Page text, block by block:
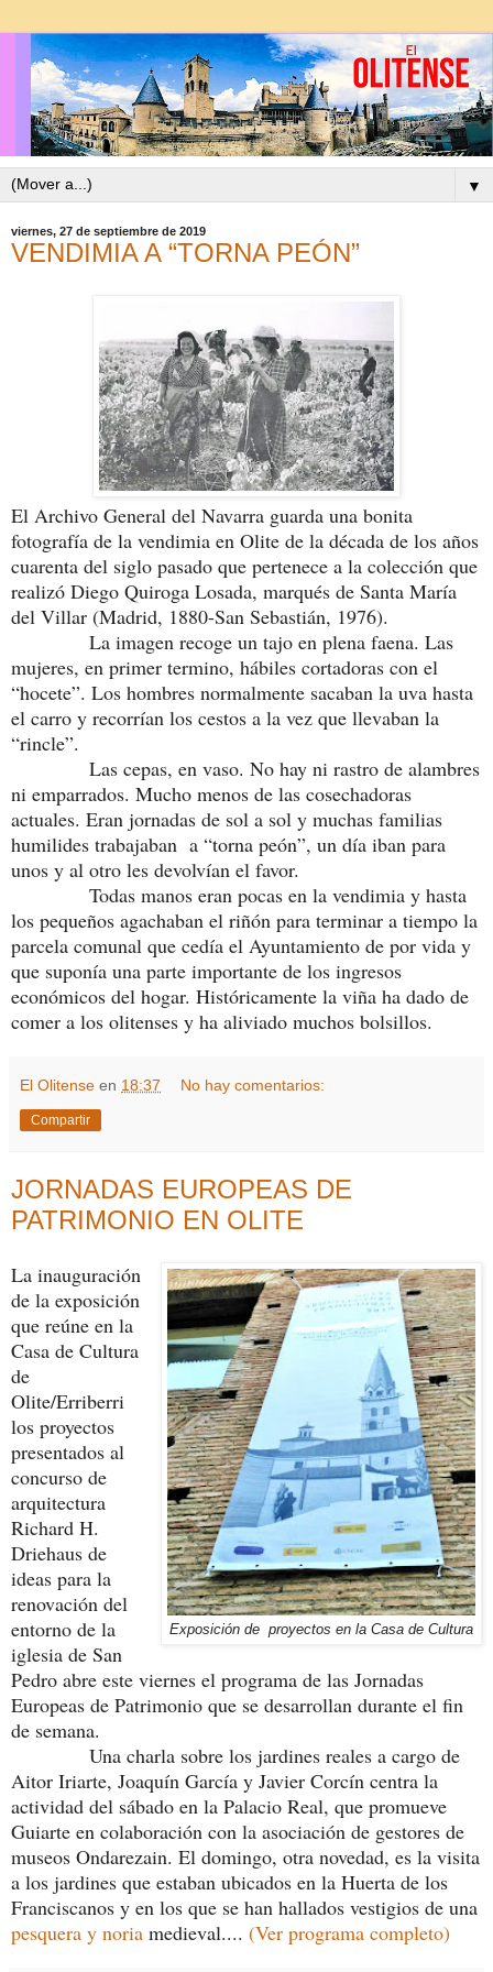
▼
viernes, 27 de septiembre de 2019
VENDIMIA A “TORNA PEÓN”
El Archivo General del Navarra guarda una bonita
fotografía de la vendimia en Olite de la década de los años
cuarenta del siglo pasado que pertenece a la colección que
realizó Diego Quiroga Losada, marqués de Santa María
del Villar (Madrid, 1880-San Sebastián, 1976).
La imagen recoge un tajo en plena faena. Las
mujeres, en primer termino, hábiles cortadoras con el
“hocete”. Los hombres normalmente sacaban la uva hasta
el carro y recorrían los cestos a la vez que llevaban la
“rincle”.
Las cepas, en vaso. No hay ni rastro de alambres
ni emparrados. Mucho menos de las cosechadoras
actuales. Eran jornadas de sol a sol y muchas familias
humilides trabajaban a “torna peón”, un día iban para
unos y al otro les devolvían el favor.
Todas manos eran pocas en la vendimia y hasta
los pequeños agachaban el riñón para terminar a tiempo la
parcela comunal que cedía el Ayuntamiento de por vida y
que suponía una parte importante de los ingresos
económicos del hogar. Históricamente la viña ha dado de
comer a los olitenses y ha aliviado muchos bolsillos.
El Olitense en 18:37 No hay comentarios:
Compartir
JORNADAS EUROPEAS DE
PATRIMONIO EN OLITE
Exposición de proyectos en la Casa de Cultura
La inauguración
de la exposición
que reúne en la
Casa de Cultura
de
Olite/Erriberri
los proyectos
presentados al
concurso de
arquitectura
Richard H.
Driehaus de
ideas para la
renovación del
entorno de la
iglesia de San
Pedro abre este viernes el programa de las Jornadas
Europeas de Patrimonio que se desarrollan durante el fin
de semana.
Una charla sobre los jardines reales a cargo de
Aitor Iriarte, Joaquín García y Javier Corcín centra la
actividad del sábado en la Palacio Real, que promueve
Guiarte en colaboración con la asociación de gestores de
museos Ondarezain. El domingo, otra novedad, es la visita
a los jardines que estaban ubicados en la Huerta de los
Franciscanos y en los que se han hallados vestigios de una
pesquera y noria medieval.... (Ver programa completo)